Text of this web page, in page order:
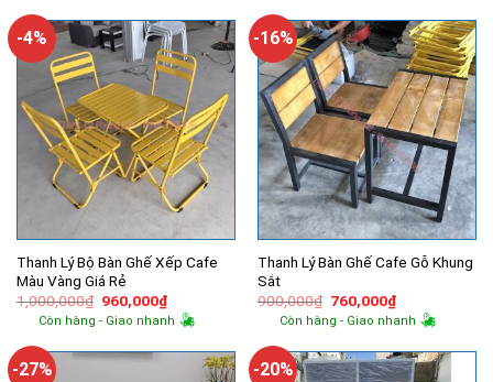
250,000₫.
-4%
Thanh Lý Bộ Bàn Ghế Xếp Cafe
Màu Vàng Giá Rẻ
1,000,000₫ Giá
gốc
là:
960,000₫Giá
hiện
tại
960,000₫.
Còn hàng - Giao nhanh
-16%
Thanh Lý Bàn Ghế Cafe Gỗ Khung
Sắt
900,000₫ Giá
gốc
là:
760,000₫Giá
hiện
tại
760,000₫.
Còn hàng - Giao nhanh
-27% -20%